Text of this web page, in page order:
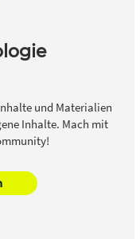
und Materialien
Inhalte. Mach mit